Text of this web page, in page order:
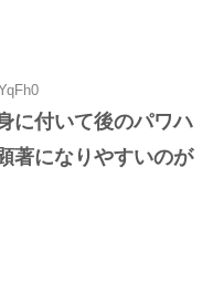
に付いて後のパワハ
著になりやすいのが